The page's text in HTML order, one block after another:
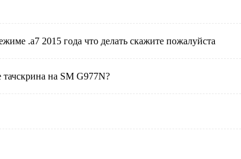
.а7 2015 года что делать скажите пожалуйста
на SM G977N?